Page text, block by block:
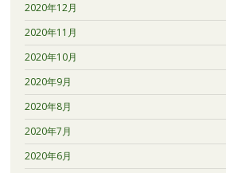
2020年12月
2020年11月
2020年10月
2020年9月
2020年8月
2020年7月
2020年6月